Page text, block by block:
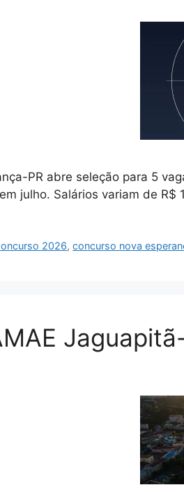
PR abre seleção para 5
julho. Salários variam de R$
2026,concurso nova